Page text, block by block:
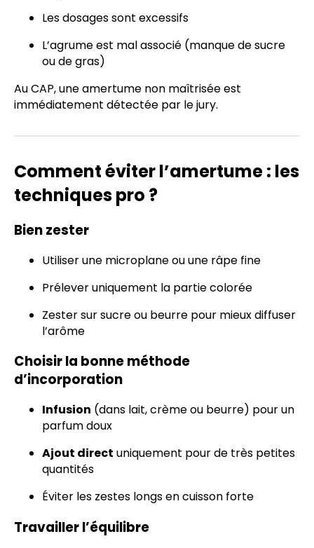
Les dosages sont excessifs
L’agrume est mal associé (manque de sucre
ou de gras)
Au CAP, une amertume non maîtrisée est
immédiatement détectée par le jury.
Comment éviter l’amertume : les
techniques pro ?
Bien zester
Utiliser une microplane ou une râpe fine
Prélever uniquement la partie colorée
Zester sur sucre ou beurre pour mieux diffuser
l’arôme
Choisir la bonne méthode
d’incorporation
Infusion (dans lait, crème ou beurre) pour un
parfum doux
Ajout direct uniquement pour de très petites
quantités
Éviter les zestes longs en cuisson forte
Travailler l’équilibre